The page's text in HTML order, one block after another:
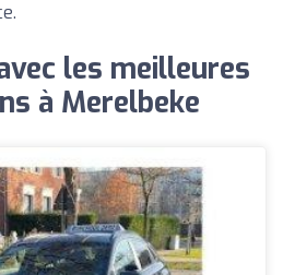
les meilleures
à Merelbeke